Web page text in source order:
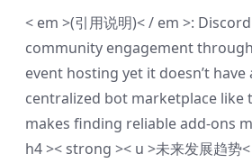
< em >(引用说明)< / em >:
community engagement
event hosting yet it doesn’t
centralized bot marketplace like
makes finding reliable add-ons
h4 >< strong >< u >未来发展趋势